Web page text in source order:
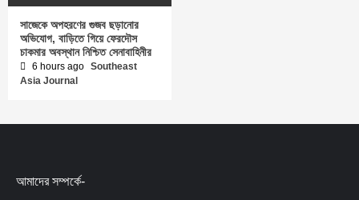
সাজেকে অপহরণের গুজব ছড়ানোর
অভিযোগ, বাড়িতে গিয়ে ফেরদৌস
চাকমার অবস্থান নিশ্চিত সেনাবাহিনীর
6 hours ago Southeast
Asia Journal
আমাদের সম্পর্কে-